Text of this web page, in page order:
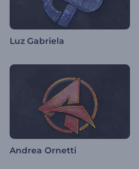
Luz Gabriela
Andrea Ornetti